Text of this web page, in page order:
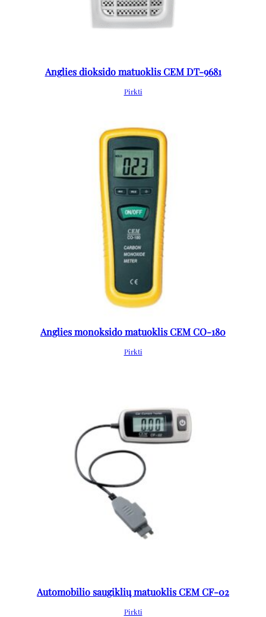
Anglies dioksido matuoklis CEM DT-9681
Pirkti
Anglies monoksido matuoklis CEM CO-180
Pirkti
Automobilio saugiklių matuoklis CEM CF-02
Pirkti